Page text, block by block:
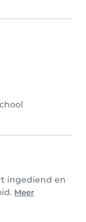
ingediend en
Meer